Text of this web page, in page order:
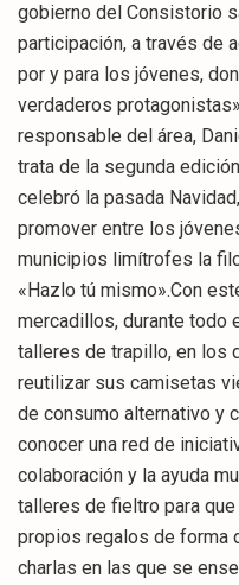
gobierno del Consistorio
participación, a través de
por y para los jóvenes,
verdaderos
responsable del área,
trata de la segunda
celebró la pasada
promover entre los
municipios limítrofes la
«Hazlo tú mismo».Con
mercadillos, durante todo
talleres de trapillo, en los
reutilizar sus camisetas
de consumo alternativo y
conocer una red de
colaboración y la ayuda
talleres de fieltro para
propios regalos de forma
charlas en las que se